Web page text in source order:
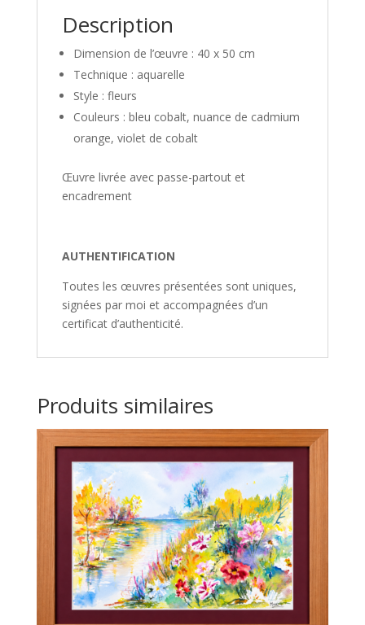
Description
Dimension de l’œuvre : 40 x 50 cm
Technique : aquarelle
Style : fleurs
Couleurs : bleu cobalt, nuance de cadmium
orange, violet de cobalt
Œuvre livrée avec passe-partout et
encadrement
AUTHENTIFICATION
Toutes les œuvres présentées sont uniques,
signées par moi et accompagnées d’un
certificat d’authenticité.
Produits similaires